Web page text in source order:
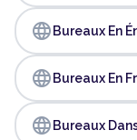
language Bureaux En
language Bureaux En
language Bureaux